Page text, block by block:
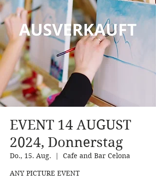
EVENT 14 AUGUST
2024, Donnerstag
Do., 15. Aug.
  |
Cafe and Bar Celona
ANY PICTURE EVENT